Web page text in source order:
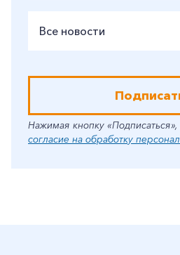
Все новости
Нажимая кнопку
согласие на обработку